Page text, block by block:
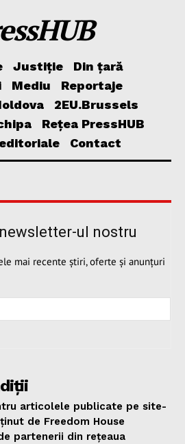
Justiție
Din țară
Mediu
Reportaje
2EU.Brussels
Rețea PressHUB
Contact
ul nostru
mai recente știri, oferte și anunțuri
articolele publicate pe site-
de Freedom House
partenerii din rețeaua